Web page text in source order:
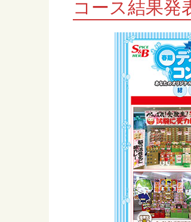
コース結果発